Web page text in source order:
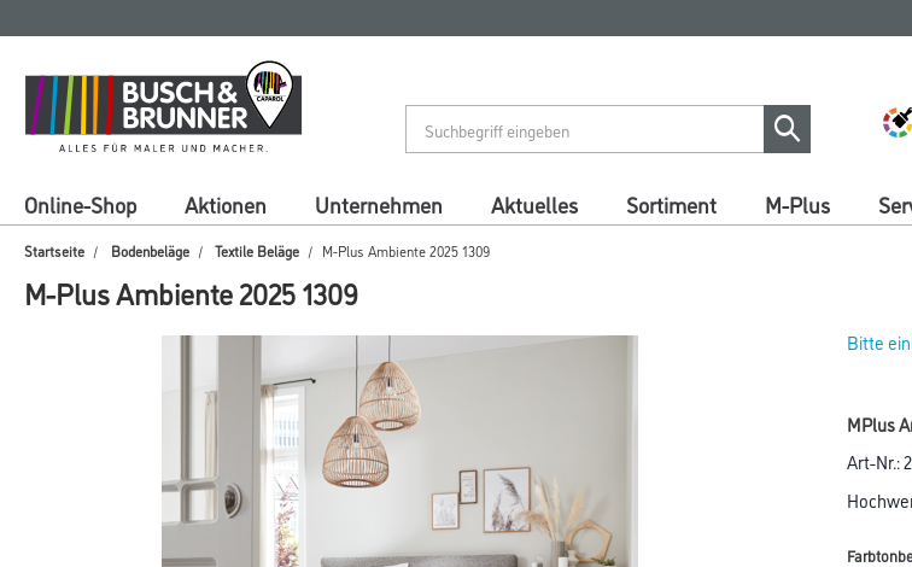
springen
springen
Online-Shop Aktionen Unternehmen Aktuelles Sortiment M-Plus
Startseite Bodenbeläge Textile Beläge M-Plus Ambiente 2025 1309
M-Plus Ambiente 2025 1309
Bitte
MPlus
Art-Nr.: